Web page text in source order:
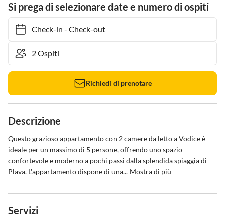
Si prega di selezionare date e numero di ospiti
Check-in- Check-out
Richiedi di prenotare
Descrizione
Questo grazioso appartamento con 2 camere da letto a Vodice è
ideale per un massimo di 5 persone, offrendo uno spazio
confortevole e moderno a pochi passi dalla splendida spiaggia di
Plava. L'appartamento dispone di una... Mostra di più
Servizi